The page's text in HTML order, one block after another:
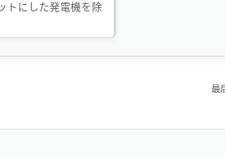
トにした発電機を除
最